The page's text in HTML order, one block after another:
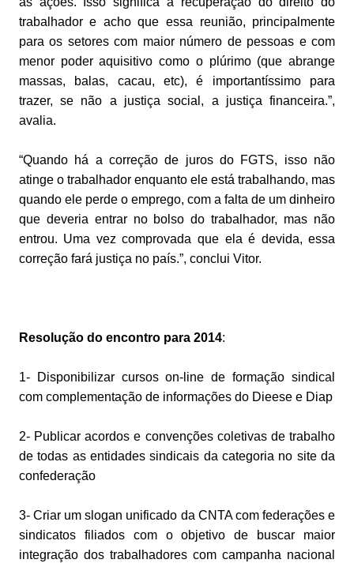
trabalhador e acho que essa reunião, principalmente
para os setores com maior número de pessoas e com
menor poder aquisitivo como o plúrimo (que abrange
massas, balas, cacau, etc), é importantíssimo para
trazer, se não a justiça social, a justiça financeira.”,
avalia.
“Quando há a correção de juros do FGTS, isso não
atinge o trabalhador enquanto ele está trabalhando, mas
quando ele perde o emprego, com a falta de um dinheiro
que deveria entrar no bolso do trabalhador, mas não
entrou. Uma vez comprovada que ela é devida, essa
correção fará justiça no país.”, conclui Vitor.
Resolução do encontro para 2014:
1- Disponibilizar cursos on-line de formação sindical
com complementação de informações do Dieese e Diap
2- Publicar acordos e convenções coletivas de trabalho
de todas as entidades sindicais da categoria no site da
confederação
3- Criar um slogan unificado da CNTA com federações e
sindicatos filiados com o objetivo de buscar maior
integração dos trabalhadores com campanha nacional